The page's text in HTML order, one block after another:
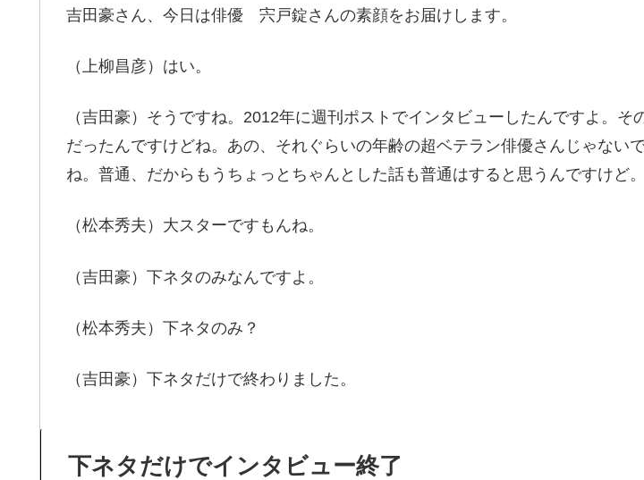
吉田豪さん、今日は俳優 宍戸錠さんの素顔をお届けします。
（上柳昌彦）はい。
（吉田豪）そうですね。2012年に週刊ポストでインタビューしたんですよ。そ
だったんですけどね。あの、それぐらいの年齢の超ベテラン俳優さんじゃない
ね。普通、だからもうちょっとちゃんとした話も普通はすると思うんですけど。
（松本秀夫）大スターですもんね。
（吉田豪）下ネタのみなんですよ。
（松本秀夫）下ネタのみ？
（吉田豪）下ネタだけで終わりました。
下ネタだけでインタビュー終了